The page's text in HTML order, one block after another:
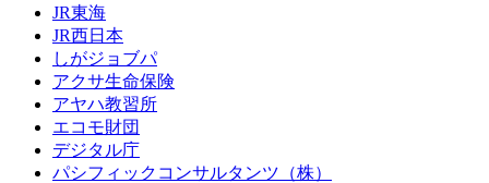
JR東海
JR西日本
しがジョブパ
アクサ生命保険
アヤハ教習所
エコモ財団
デジタル庁
パシフィックコンサルタンツ（株）